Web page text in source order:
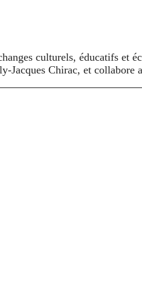
culturels, éducatifs et
Chirac, et collabore